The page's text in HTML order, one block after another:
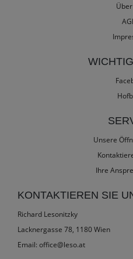
Unsere
Ihre
KONTAKTIEREN SIE
Richard Lesonitzky
Lacknergasse 78, 1180 Wien
Email: office@leso.at